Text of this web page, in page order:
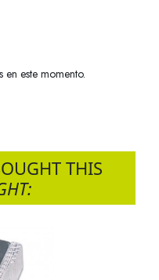
en este momento.
THIS